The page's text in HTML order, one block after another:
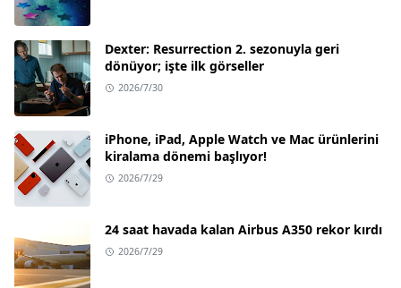
Dexter: Resurrection 2. sezonuyla geri
dönüyor; işte ilk görseller
2026/7/30
iPhone, iPad, Apple Watch ve Mac ürünlerini
kiralama dönemi başlıyor!
2026/7/29
24 saat havada kalan Airbus A350 rekor kırdı
2026/7/29